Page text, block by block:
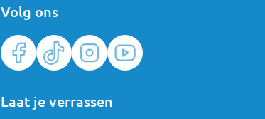
Volg ons
Laat je verrassen